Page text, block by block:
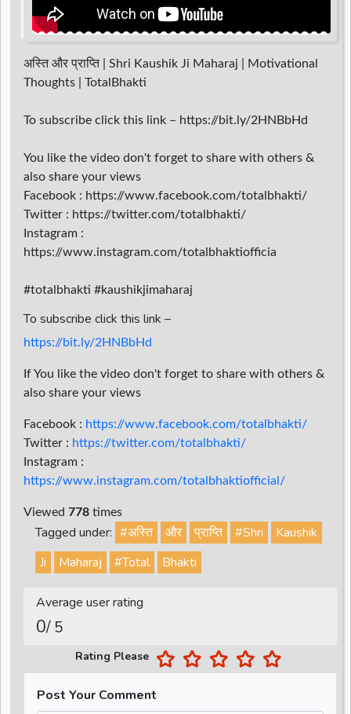
अस्ति और प्राप्ति | Shri Kaushik Ji Maharaj | Motivational
Thoughts | TotalBhakti
To subscribe click this link – https://bit.ly/2HNBbHd
You like the video don't forget to share with others &
also share your views
Facebook : https://www.facebook.com/totalbhakti/
Twitter : https://twitter.com/totalbhakti/
Instagram :
https://www.instagram.com/totalbhaktiofficia
#totalbhakti #kaushikjimaharaj
To subscribe click this link –
https://bit.ly/2HNBbHd
If You like the video don't forget to share with others &
also share your views
Facebook : https://www.facebook.com/totalbhakti/
Twitter : https://twitter.com/totalbhakti/
Instagram :
https://www.instagram.com/totalbhaktiofficial/
Viewed 778 times
Tagged under: #अस्ति और प्राप्ति #Shri
Kaushik
Ji
Maharaj #Total Bhakti
Average user rating
0/ 5
Rating Please
Post Your Comment